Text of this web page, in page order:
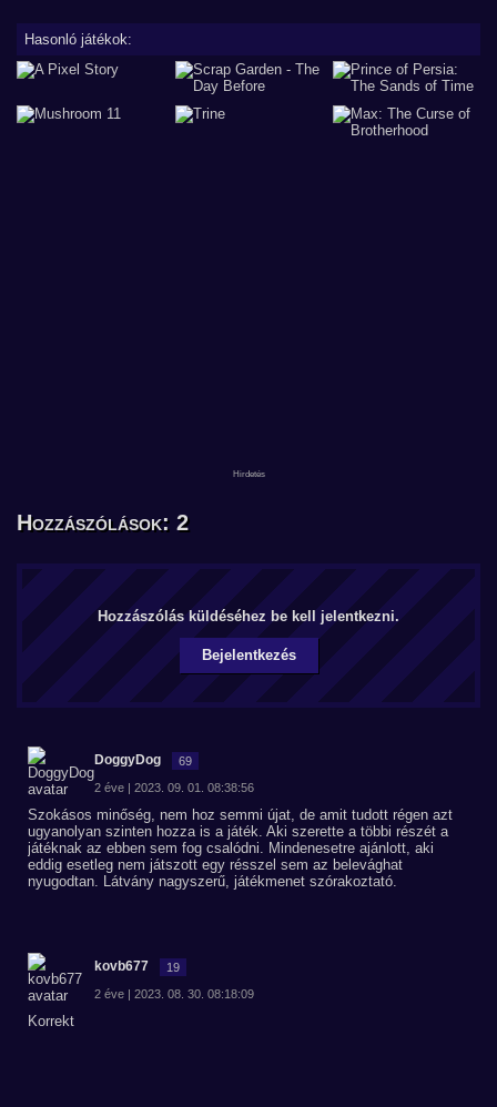
Hasonló játékok:
Hozzászólások: 2
Hozzászólás küldéséhez be kell jelentkezni.
Bejelentkezés
DoggyDog 69
2 éve | 2023. 09. 01. 08:38:56
Szokásos minőség, nem hoz semmi újat, de amit tudott régen azt
ugyanolyan szinten hozza is a játék. Aki szerette a többi részét a
játéknak az ebben sem fog csalódni. Mindenesetre ajánlott, aki
eddig esetleg nem játszott egy résszel sem az belevághat
nyugodtan. Látvány nagyszerű, játékmenet szórakoztató.
kovb677 19
2 éve | 2023. 08. 30. 08:18:09
Korrekt